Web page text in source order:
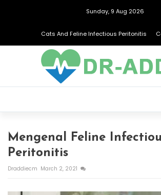
Sunday, 9 Aug 2026
Cats And Feline Infectious Peritonitis
Mengenal Feline
Peritonitis
Draddiecm March 2, 2021